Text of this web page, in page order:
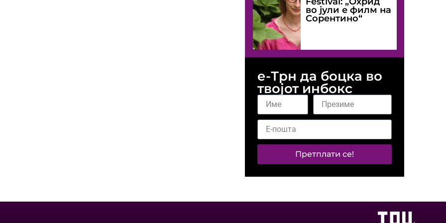
во јули е филм на
Сорентино“
е-Трн да боцка во
твојот инбокс
Претплати се!